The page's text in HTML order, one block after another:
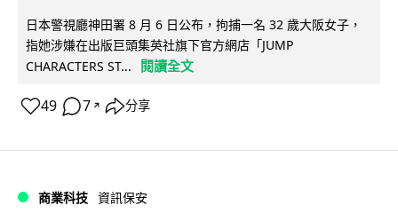
日本警視廳神田署 8 月 6 日公布，拘捕一名 32 歲大阪女子，
指她涉嫌在出版巨頭集英社旗下官方網店「JUMP
CHARACTERS ST...
閱讀全文
49 7 ↗ 分享
商業科技 資訊保安